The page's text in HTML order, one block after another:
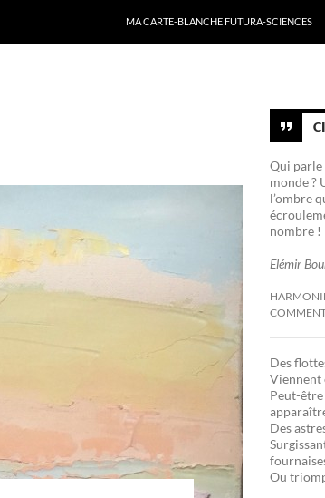
MA CARTE-BLANCHE FUTURA-SCIENCES
Qui parle
monde ?
l’ombre
nombre !
Elémir
Des
Viennent
Peut-
Des
Ou